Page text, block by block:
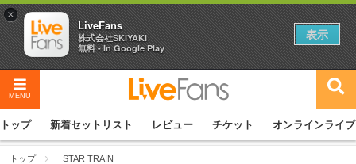
MENU
トップ 新着セットリスト レビュー チケット オンラインライブ
トップ STAR TRAIN
×
LiveFans
株式会社SKIYAKI
無料 - In Google Play
表示